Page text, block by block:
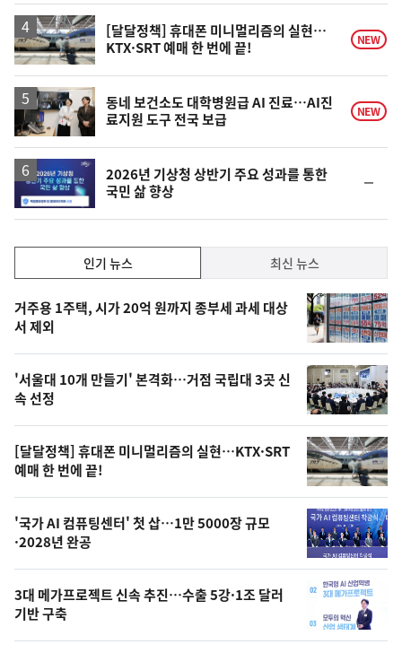
하
락
[달달정책] 휴대폰 미니멀리즘의 실현…
KTX·SRT 예매 한 번에 끝!
NEW
동네 보건소도 대학병원급 AI 진료…AI진
료지원 도구 전국 보급
NEW
2026년 기상청 상반기 주요 성과를 통한
국민 삶 향상
일
기,
최
신,
오
늘
의
영
상
오
의
사
진
인기 뉴스 최신 뉴스
인
기
뉴
스
거주용 1주택, 시가 20억 원까지 종부세 과세 대상
서 제외
'서울대 10개 만들기' 본격화…거점 국립대 3곳 신
속 선정
[달달정책] 휴대폰 미니멀리즘의 실현…KTX·SRT
예매 한 번에 끝!
'국가 AI 컴퓨팅센터' 첫 삽…1만 5000장 규모
·2028년 완공
3대 메가프로젝트 신속 추진…수출 5강·1조 달러
기반 구축